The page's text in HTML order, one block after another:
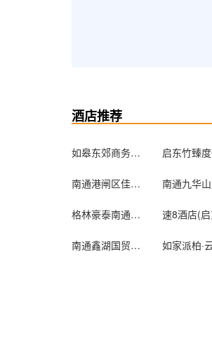
酒店推荐
如皋东郊商务宾馆
南通港闸区佳家168商务酒店
格林豪泰南通家纺城汽车站快捷酒店
南通鑫湖国贸精装公寓